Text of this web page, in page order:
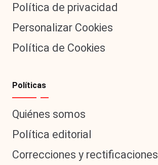
Política de privacidad
Personalizar Cookies
Política de Cookies
Políticas
Quiénes somos
Política editorial
Correcciones y rectificaciones